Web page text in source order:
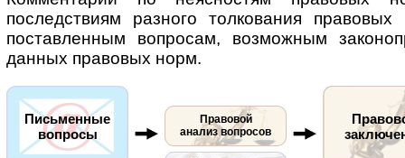
последствиям разного толкования
поставленным вопросам, возможным
данных правовых норм.
Письменные
вопросы
Правовой
анализ вопросов